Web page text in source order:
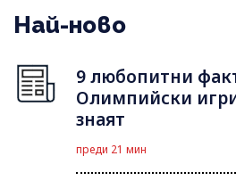
Най-ново
9 любопитни
Олимпийски
знаят
преди 21 мин